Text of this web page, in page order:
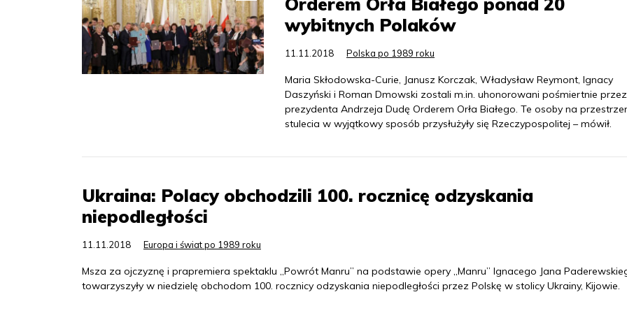
wybitnych Polaków
11.11.2018 Polska po 1989 roku
Maria Skłodowska-Curie, Janusz Korczak, Władysław Reymont, Ignacy
Daszyński i Roman Dmowski zostali m.in. uhonorowani pośmiertnie przez
prezydenta Andrzeja Dudę Orderem Orła Białego. Te osoby na
stulecia w wyjątkowy sposób przysłużyły się Rzeczypospolitej – mówił.
Ukraina: Polacy obchodzili 100. rocznicę odzyskania
niepodległości
11.11.2018 Europa i świat po 1989 roku
Msza za ojczyznę i prapremiera spektaklu „Powrót Manru” na podstawie opery „Manru” Ignacego Jana
towarzyszyły w niedzielę obchodom 100. rocznicy odzyskania niepodległości przez Polskę w stolicy Ukrainy, Kijowie.